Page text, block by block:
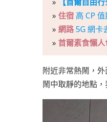
» 住宿 高 CP
» 網路5G 網卡
» 首爾素食懶人
附近非常熱鬧，
鬧中取靜的地點